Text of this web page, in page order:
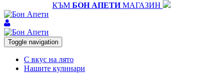
КЪМ БОН АПЕТИМАГАЗИН
Toggle navigation
С вкус на лято
Нашите кулинари